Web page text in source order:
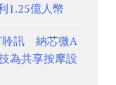
1.25億人幣
聆訊 納芯微A
為共享按摩設